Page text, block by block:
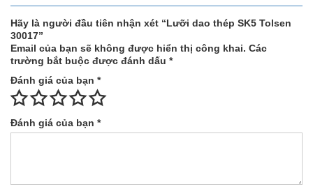
Hãy là người đầu tiên nhận xét “Lưỡi dao thép SK5 Tolsen
30017”
Email của bạn sẽ không được hiển thị công khai. Các
trường bắt buộc được đánh dấu *
Đánh giá của bạn *
Đánh giá của bạn *